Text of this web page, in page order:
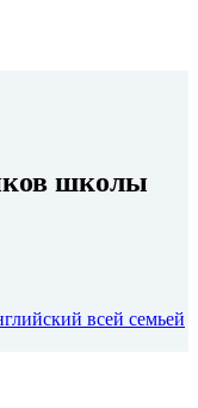
школы
всей семьей